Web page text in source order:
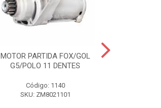
MOTOR PARTIDA FOX/GOL
G5/POLO 11 DENTES
Código: 1140
SKU: ZM8021101